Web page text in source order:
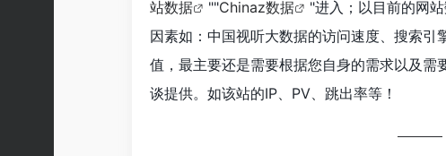
站数据
""Chinaz数据
"进入；以目前的网
因素如：中国视听大数据的访问速度、搜索
值，最主要还是需要根据您自身的需求以及
谈提供。如该站的IP、PV、跳出率等！